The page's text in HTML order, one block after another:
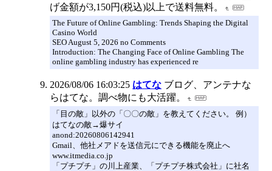
げ金額が3,150円(税込)以上で送料無料。
The Future of Online Gambling: Trends Shaping the Digital
Casino World
SEO August 5, 2026 no Comments
Introduction: The Changing Face of Online Gambling The
online gambling industry has experienced re
2026/08/06 16:03:25 はてな ブログ、アンテナな
らはてな。調べ物にも大活躍。
「目の敵」以外の「〇〇の敵」を教えてください。 例）
はてなの敵→爆サイ
anond:20260806142941
Gmail、他社メアドを送信元にできる機能を廃止へ
www.itmedia.co.jp
「プチプチ」の川上産業、「プチプチ株式会社」に社名